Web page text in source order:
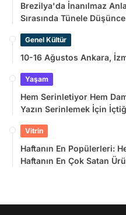
Brezilya'da İnanılmaz
Sırasında Tünele
Genel Kültür
10-16 Ağustos Ankara,
Yaşam
Hem Serinletiyor Hem
Yazın Serinlemek İçin
Vitrin
Haftanın En Popülerleri:
Haftanın En Çok Satan